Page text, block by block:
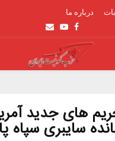
درباره ما
Facebook
Youtube
Email
های جدید
سایبری سپاه